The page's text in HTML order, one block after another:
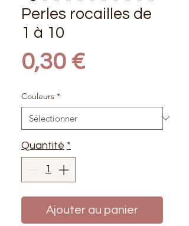
Perles rocailles de
1 à 10
0,30 €Prix
Couleurs *
Quantité *
Ajouter au panier